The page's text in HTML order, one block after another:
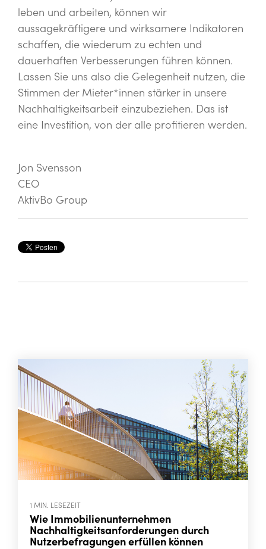
leben und arbeiten, können wir
aussagekräftigere und wirksamere Indikatoren
schaffen, die wiederum zu echten und
dauerhaften Verbesserungen führen können.
Lassen Sie uns also die Gelegenheit nutzen, die
Stimmen der Mieter*innen stärker in unsere
Nachhaltigkeitsarbeit einzubeziehen. Das ist
eine Investition, von der alle profitieren werden.
Jon Svensson
CEO
AktivBo Group
1 MIN. LESEZEIT
Wie Immobilienunternehmen
Nachhaltigkeitsanforderungen durch
Nutzerbefragungen erfüllen können